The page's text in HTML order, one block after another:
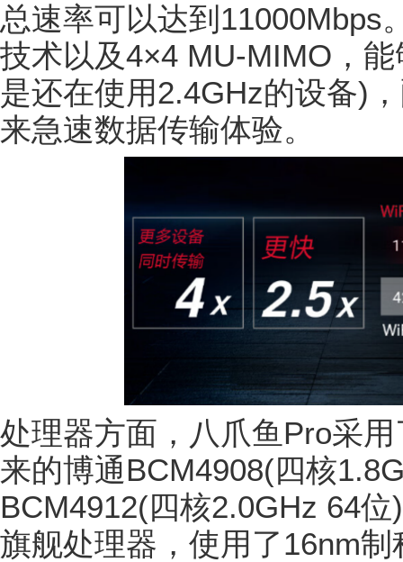
总速率可以达到11000Mbps
技术以及4×4 MU-MIMO，
是还在使用2.4GHz的设备)
来急速数据传输体验。
处理器方面，八爪鱼Pro采
来的博通BCM4908(四核
BCM4912(四核2.0GHz 64
旗舰处理器，使用了16nm